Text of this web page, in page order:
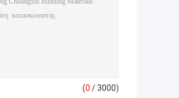
(0 / 3000)